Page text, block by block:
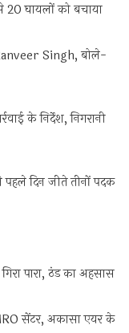
घायलों को बचाया
Singh, बोले-
के निर्देश, निगरानी
दिन जीते तीनों पदक
पारा, ठंड का अहसास
सेंटर, अकासा एयर के